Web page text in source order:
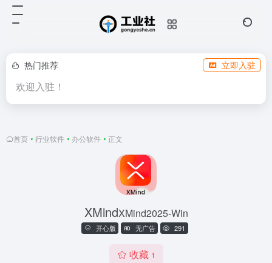
热门推荐 立即入驻
欢迎入驻！
首页 • 行业软件 • 办公软件 • 正文
XMindXMind2025-Win
开心版 无广告 291
收藏 1